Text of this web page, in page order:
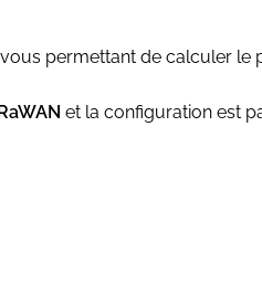
permettant de calculer
et la configuration est